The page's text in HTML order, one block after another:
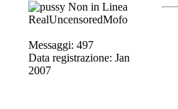
RealUncensoredMofo
Messaggi: 497
Data registrazione: Jan
2007